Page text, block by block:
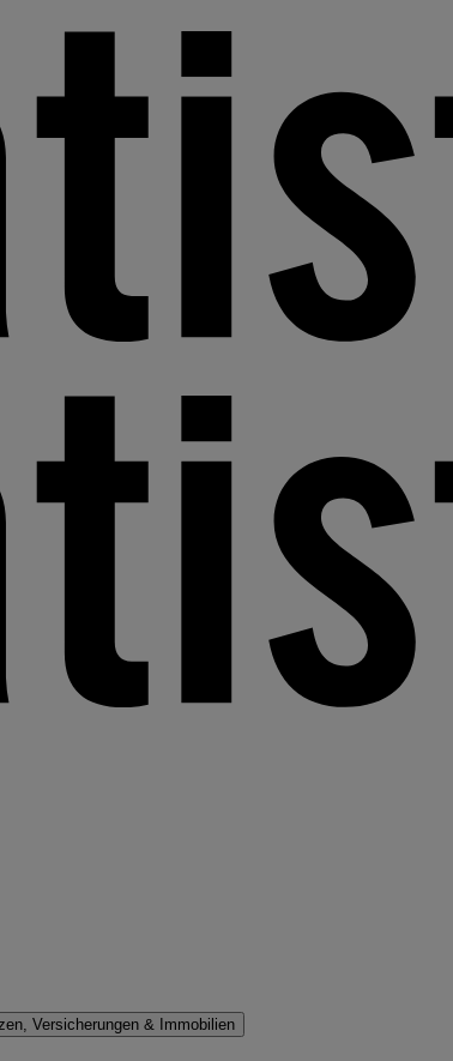
Versicherungen & Immobilien